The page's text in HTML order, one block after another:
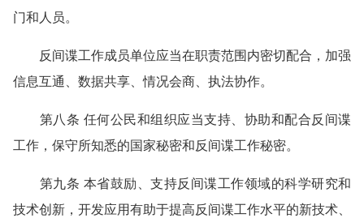
门和人员。
反间谍工作成员单位应当在职责范围内密切配合，加强
信息互通、数据共享、情况会商、执法协作。
第八条 任何公民和组织应当支持、协助和配合反间谍
工作，保守所知悉的国家秘密和反间谍工作秘密。
第九条 本省鼓励、支持反间谍工作领域的科学研究和
技术创新，开发应用有助于提高反间谍工作水平的新技术、